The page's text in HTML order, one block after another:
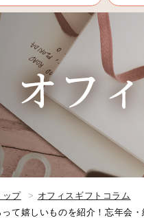
ップ
オフィスギフトコラム
って嬉しいものを紹介！忘年会